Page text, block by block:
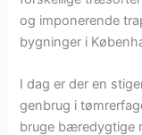
og imponerende
bygninger i
I dag er der en
genbrug i
bruge bæredygtige